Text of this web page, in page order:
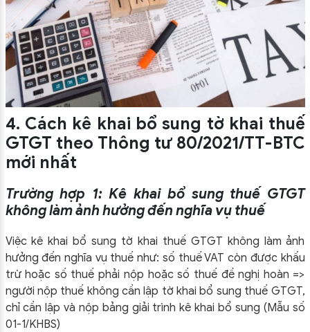
4. Cách kê khai bổ sung tờ khai thuế
GTGT theo Thông tư 80/2021/TT-BTC
mới nhất
Trường hợp 1: Kê khai bổ sung thuế GTGT
không làm ảnh hưởng đến nghĩa vụ thuế
Việc kê khai bổ sung tờ khai thuế GTGT không làm ảnh
hưởng đến nghĩa vụ thuế như: số thuế VAT còn được khấu
trừ hoặc số thuế phải nộp hoặc số thuế đề nghị hoàn =>
người nộp thuế không cần lập tờ khai bổ sung thuế GTGT,
chỉ cần lập và nộp bảng giải trình kê khai bổ sung (Mẫu số
01-1/KHBS)